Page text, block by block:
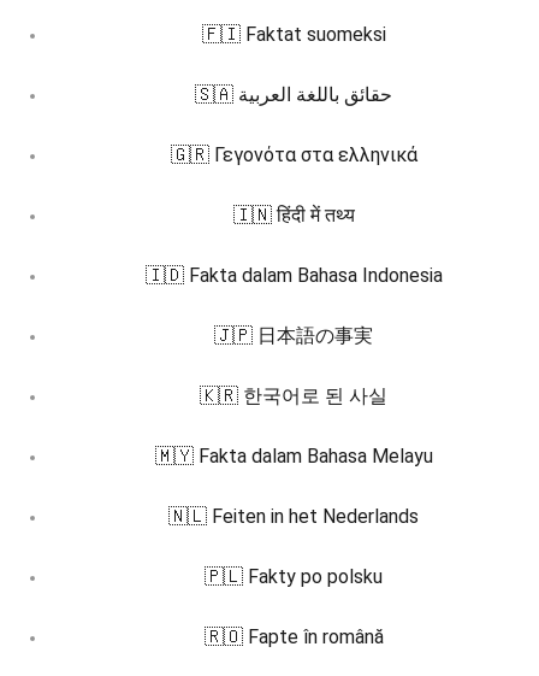
🇫🇮 Faktat suomeksi
🇸🇦 حقائق باللغة العربية
🇬🇷 Γεγονότα στα ελληνικά
🇮🇳 हिंदी में तथ्य
🇮🇩 Fakta dalam Bahasa Indonesia
🇯🇵 日本語の事実
🇰🇷 한국어로 된 사실
🇲🇾 Fakta dalam Bahasa Melayu
🇳🇱 Feiten in het Nederlands
🇵🇱 Fakty po polsku
🇷🇴 Fapte în română